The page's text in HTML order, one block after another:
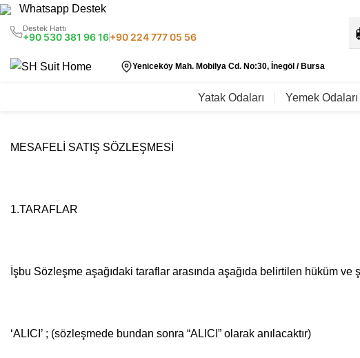
Whatsapp Destek
Destek Hattı
+90 530 381 96 16+90 224 777 05 56
Yeniceköy Mah. Mobilya Cd. No:30, İnegöl / Bursa
Yatak Odaları Yemek Odaları
MESAFELİ SATIŞ SÖZLEŞMESİ
1.TARAFLAR
İşbu Sözleşme aşağıdaki taraflar arasında aşağıda belirtilen hüküm ve
‘ALICI’ ; (sözleşmede bundan sonra “ALICI” olarak anılacaktır)